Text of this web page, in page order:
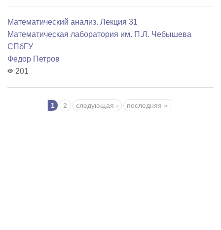
Математический анализ. Лекция 31
Математичеcкая лаборатория им. П.Л. Чебышева
СПбГУ
Федор Петров
201
1 2 следующая › последняя »